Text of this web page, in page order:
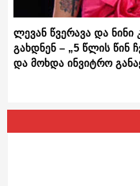
ლევან წვერავა და
გახდნენ – „5 წლის წინ
და მოხდა ინვიტრო